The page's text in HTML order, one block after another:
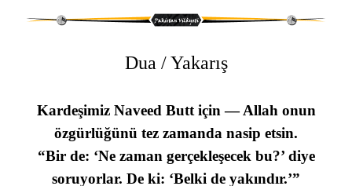
Dua / Yakarış
Kardeşimiz Naveed Butt için — Allah onun
özgürlüğünü tez zamanda nasip etsin.
“Bir de: ‘Ne zaman gerçekleşecek bu?’ diye
soruyorlar. De ki: ‘Belki de yakındır.’”